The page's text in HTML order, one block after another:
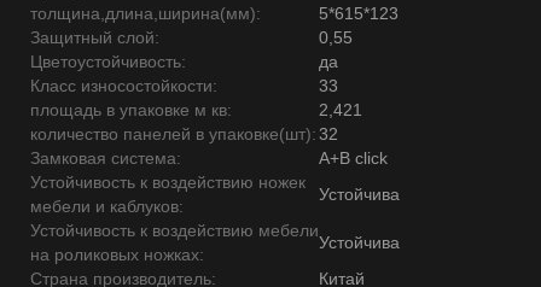
толщина,длина,ширина(мм):
5*615*123
Защитный слой:
0,55
Цветоустойчивость:
да
Класс износостойкости:
33
площадь в упаковке м кв:
2,421
количество панелей в упаковке(шт):32
Замковая система:
A+B click
Устойчивость к воздействию ножек
мебели и каблуков:
Устойчива
Устойчивость к воздействию мебели
на роликовых ножках:
Устойчива
Страна производитель:
Китай